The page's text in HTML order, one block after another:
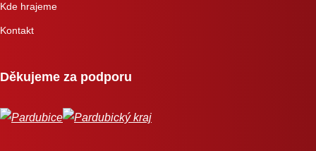
Kde hrajeme
Kontakt
Děkujeme za podporu